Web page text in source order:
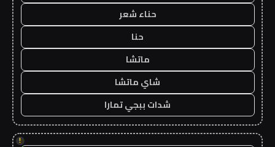
حناء شعر
حنا
ماتشا
شاي ماتشا
شدات ببجي تمارا
!